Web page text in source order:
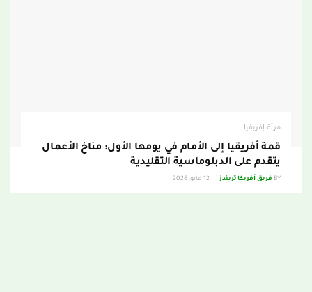
مرآة إفريقيا
قمة أفريقيا إلى الأمام في يومها الأول: مناخ الأعمال
يتقدم على الدبلوماسية التقليدية
BY فريق أفريكا تريندز